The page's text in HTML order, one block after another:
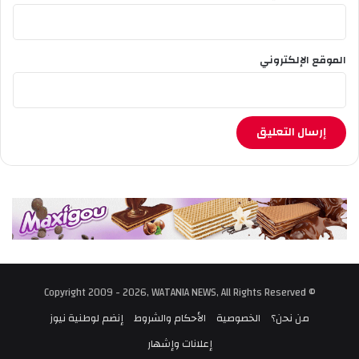
الموقع الإلكتروني
© Copyright 2009 - 2026, WATANIA NEWS, All Rights Reserved
من نحن؟
الخصوصية الأحكام والشروط إنضم لوطنية نيوز
إعلانات وإشهار